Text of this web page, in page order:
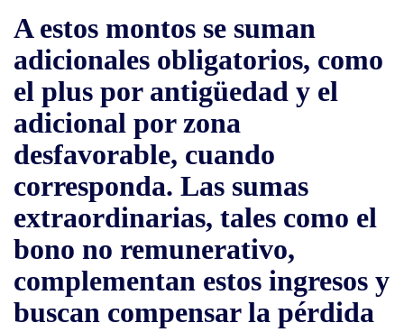
A estos montos se suman
adicionales obligatorios, como
el plus por antigüedad y el
adicional por zona
desfavorable, cuando
corresponda. Las sumas
extraordinarias, tales como el
bono no remunerativo,
complementan estos ingresos y
buscan compensar la pérdida